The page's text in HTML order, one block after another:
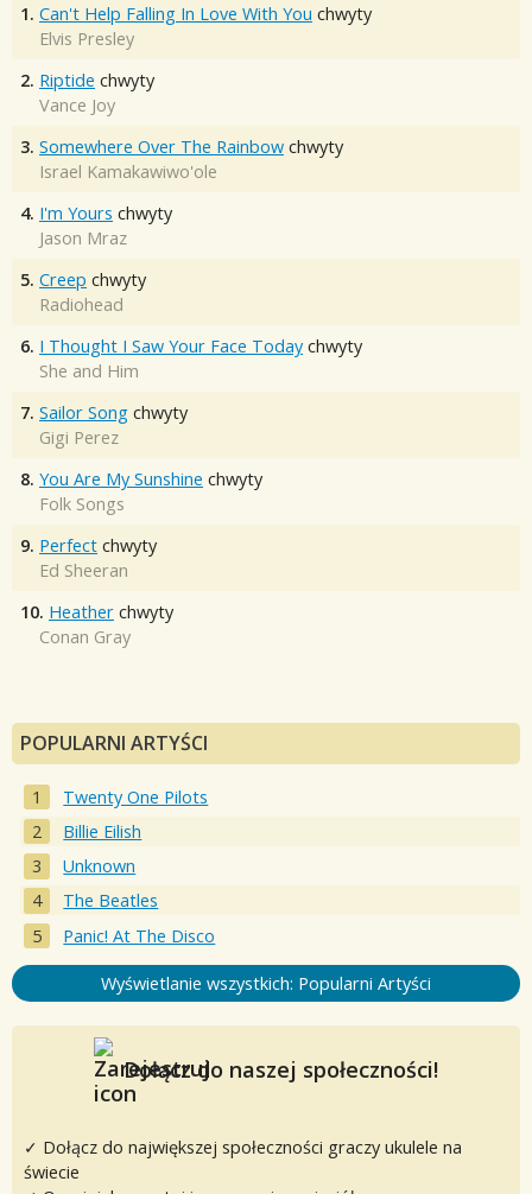
1. Can't Help Falling In Love With You chwyty
Elvis Presley
2. Riptide chwyty
Vance Joy
3. Somewhere Over The Rainbow chwyty
Israel Kamakawiwo'ole
4. I'm Yours chwyty
Jason Mraz
5. Creep chwyty
Radiohead
6. I Thought I Saw Your Face Today chwyty
She and Him
7. Sailor Song chwyty
Gigi Perez
8. You Are My Sunshine chwyty
Folk Songs
9. Perfect chwyty
Ed Sheeran
10. Heather chwyty
Conan Gray
POPULARNI ARTYŚCI
Twenty One Pilots
Billie Eilish
Unknown
The Beatles
Panic! At The Disco
Wyświetlanie wszystkich: Popularni Artyści
Dołącz do naszej społeczności!
✓ Dołącz do największej społeczności graczy ukulele na
świecie